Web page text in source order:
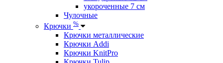
укороченные 7 см
Чулочные
Крючки %
Крючки металлические
Крючки Addi
Крючки KnitPro